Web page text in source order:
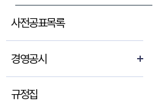
사전공표목록
경영공시
규정집